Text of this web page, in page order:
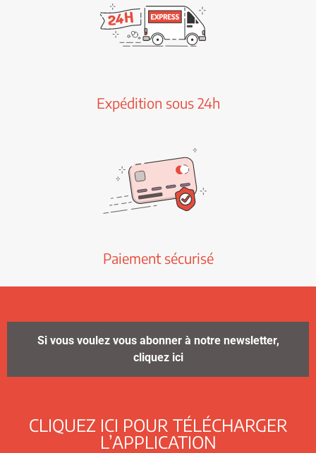
Expédition sous 24h
Paiement sécurisé
Si vous voulez vous abonner à notre newsletter,
cliquez ici
CLIQUEZ ICI POUR TÉLÉCHARGER
L’APPLICATION